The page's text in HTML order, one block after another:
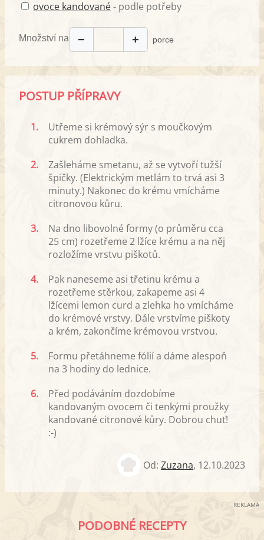
ovoce kandované- podle potřeby
Množství na − + porce
POSTUP PŘÍPRAVY
1.
Utřeme si krémový sýr s moučkovým
cukrem dohladka.
2.
Zašleháme smetanu, až se vytvoří tužší
špičky. (Elektrickým metlám to trvá asi 3
minuty.) Nakonec do krému vmícháme
citronovou kůru.
3.
Na dno libovolné formy (o průměru cca
25 cm) rozetřeme 2 lžíce krému a na něj
rozložíme vrstvu piškotů.
4.
Pak naneseme asi třetinu krému a
rozetřeme stěrkou, zakapeme asi 4
lžícemi lemon curd a zlehka ho vmícháme
do krémové vrstvy. Dále vrstvíme piškoty
a krém, zakončíme krémovou vrstvou.
5.
Formu přetáhneme fólií a dáme alespoň
na 3 hodiny do lednice.
6.
Před podáváním dozdobíme
kandovaným ovocem či tenkými proužky
kandované citronové kůry. Dobrou chuť!
:-)
Od: Zuzana, 12.10.2023
REKLAMA
PODOBNÉ RECEPTY